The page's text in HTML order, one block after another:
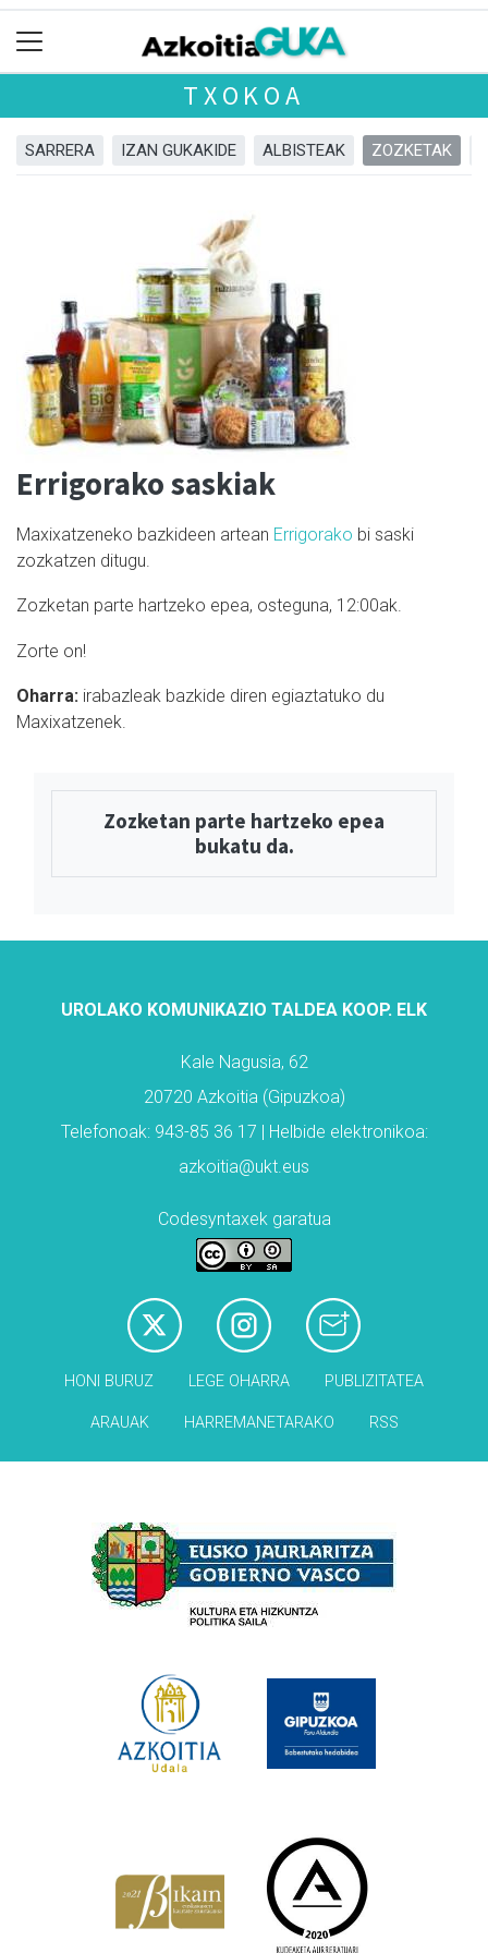
TXOKOA
SARRERA IZAN GUKAKIDE ALBISTEAK ZOZKETAK
Errigorako saskiak
Maxixatzeneko bazkideen artean Errigorako bi saski
zozkatzen ditugu.
Zozketan parte hartzeko epea, osteguna, 12:00ak.
Zorte on!
Oharra: irabazleak bazkide diren egiaztatuko du
Maxixatzenek.
Zozketan parte hartzeko epea
bukatu da.
UROLAKO KOMUNIKAZIO TALDEA KOOP. ELK
Kale Nagusia, 62
20720 Azkoitia (Gipuzkoa)
Telefonoak: 943-85 36 17 | Helbide elektronikoa:
azkoitia@ukt.eus
Codesyntaxek garatua
HONI BURUZ LEGE OHARRA PUBLIZITATEA
ARAUAK HARREMANETARAKO RSS